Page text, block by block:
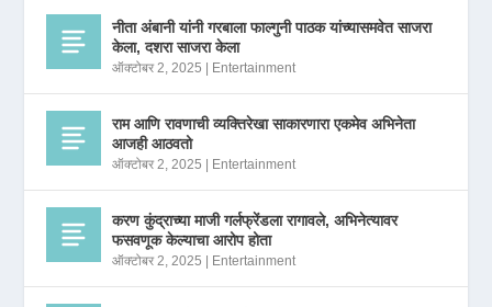
नीता अंबानी यांनी गरबाला फाल्गुनी पाठक यांच्यासमवेत साजरा
केला, दशरा साजरा केला
ऑक्टोबर 2, 2025 Entertainment
राम आणि रावणाची व्यक्तिरेखा साकारणारा एकमेव अभिनेता
आजही आठवतो
ऑक्टोबर 2, 2025 Entertainment
करण कुंद्राच्या माजी गर्लफ्रेंडला रागावले, अभिनेत्यावर
फसवणूक केल्याचा आरोप होता
ऑक्टोबर 2, 2025 Entertainment